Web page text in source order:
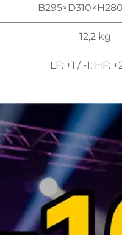
12,2 kg
LF: +1 / -1; HF: